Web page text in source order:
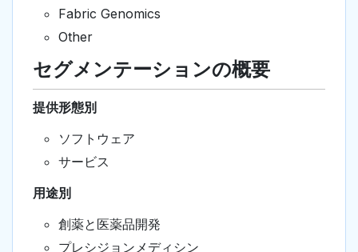
Fabric Genomics
Other
セグメンテーションの概要
提供形態別
ソフトウェア
サービス
用途別
創薬と医薬品開発
プレシジョンメディシン